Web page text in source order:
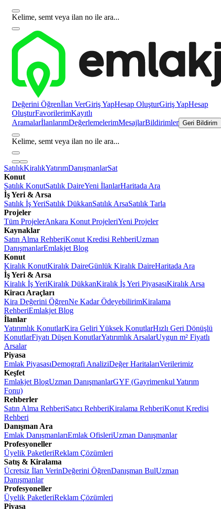
Kelime, semt veya ilan no ile ara...
Değerini Öğrenİlan VerGiriş YapHesap OluşturGiriş YapHesap
OluşturFavorilerimKayıtlı
AramalarİlanlarımDeğerlemelerimMesajlarBildirimler Geri Bildirim
Kelime, semt veya ilan no ile ara...
SatılıkKiralıkYatırımDanışmanlarSat
Konut
Satılık KonutSatılık DaireYeni İlanlarHaritada Ara
İş Yeri & Arsa
Satılık İş YeriSatılık DükkanSatılık ArsaSatılık Tarla
Projeler
Tüm ProjelerAnkara Konut ProjeleriYeni Projeler
Kaynaklar
Satın Alma RehberiKonut Kredisi RehberiUzman
DanışmanlarEmlakjet Blog
Konut
Kiralık KonutKiralık DaireGünlük Kiralık DaireHaritada Ara
İş Yeri & Arsa
Kiralık İş YeriKiralık DükkanKiralık İş Yeri PiyasasıKiralık Arsa
Kiracı Araçları
Kira Değerini ÖğrenNe Kadar ÖdeyebilirimKiralama
RehberiEmlakjet Blog
İlanlar
Yatırımlık KonutlarKira Geliri Yüksek KonutlarHızlı Geri Dönüşlü
KonutlarFiyatı Düşen KonutlarYatırımlık ArsalarUygun m² Fiyatlı
Arsalar
Piyasa
Emlak PiyasasıDemografi AnaliziDeğer HaritalarıVerilerimiz
Keşfet
Emlakjet BlogUzman DanışmanlarGYF (Gayrimenkul Yatırım
Fonu)
Rehberler
Satın Alma RehberiSatıcı RehberiKiralama RehberiKonut Kredisi
Rehberi
Danışman Ara
Emlak DanışmanlarıEmlak OfisleriUzman Danışmanlar
Profesyoneller
Üyelik PaketleriReklam Çözümleri
Satış & Kiralama
Ücretsiz İlan VerinDeğerini ÖğrenDanışman BulUzman
Danışmanlar
Profesyoneller
Üyelik PaketleriReklam Çözümleri
Piyasa